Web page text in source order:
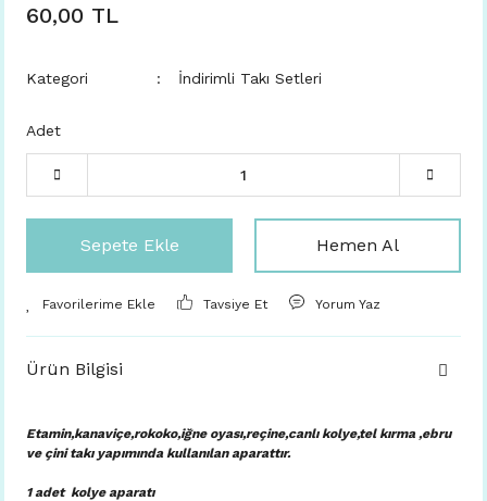
60,00 TL
Kategori İndirimli Takı Setleri
Adet
Sepete Ekle Hemen Al
Tavsiye Et Yorum Yaz
Ürün Bilgisi
Etamin,kanaviçe,rokoko,iğne oyası,reçine,canlı kolye,tel kırma ,ebru
ve çini takı yapımında kullanılan aparattır.
1 adet kolye aparatı